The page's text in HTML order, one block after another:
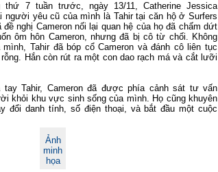
7 tuần trước, ngày 13/11, Catherine Jessica
người yêu cũ của mình là Tahir tại căn hộ ở Surfers
đề nghị Cameron nối lại quan hệ của họ đã chấm dứt
ôm hôn Cameron, nhưng đã bị cô từ chối. Không
Tahir đã bóp cổ Cameron và đánh cô liên tục
Hắn còn rút ra một con dao rạch má và cắt lưỡi
Tahir, Cameron đã được phía cảnh sát tư vấn
khỏi khu vực sinh sống của mình. Họ cũng khuyên
đổi danh tính, số điện thoại, và bắt đầu một cuộc
Ảnh
minh
họa